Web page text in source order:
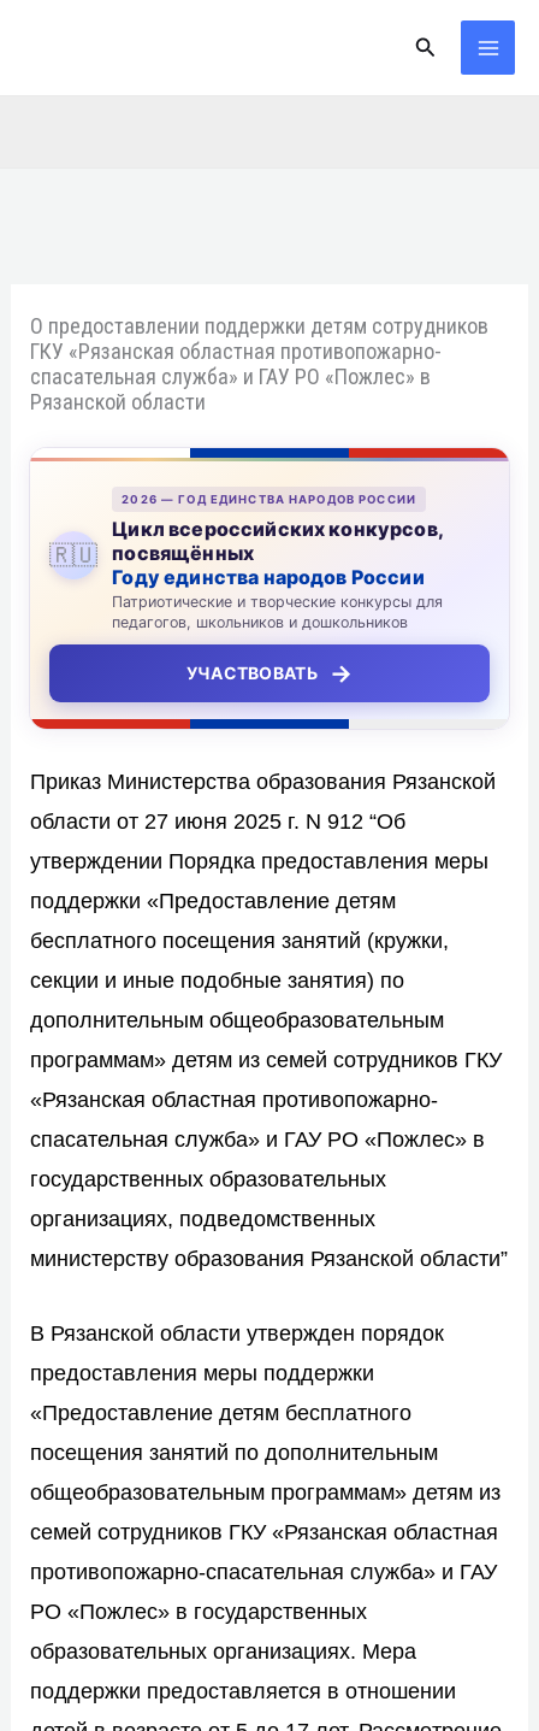
Поиск
О предоставлении поддержки детям сотрудников
ГКУ «Рязанская областная противопожарно-
спасательная служба» и ГАУ РО «Пожлес» в
Рязанской области
🇷🇺
2026 — ГОД ЕДИНСТВА НАРОДОВ РОССИИ
Цикл всероссийских конкурсов,
посвящённых
Году единства народов России
Патриотические и творческие конкурсы для
педагогов, школьников и дошкольников
УЧАСТВОВАТЬ →
Приказ Министерства образования Рязанской
области от 27 июня 2025 г. N 912 “Об
утверждении Порядка предоставления меры
поддержки «Предоставление детям
бесплатного посещения занятий (кружки,
секции и иные подобные занятия) по
дополнительным общеобразовательным
программам» детям из семей сотрудников ГКУ
«Рязанская областная противопожарно-
спасательная служба» и ГАУ РО «Пожлес» в
государственных образовательных
организациях, подведомственных
министерству образования Рязанской области”
В Рязанской области утвержден порядок
предоставления меры поддержки
«Предоставление детям бесплатного
посещения занятий по дополнительным
общеобразовательным программам» детям из
семей сотрудников ГКУ «Рязанская областная
противопожарно-спасательная служба» и ГАУ
РО «Пожлес» в государственных
образовательных организациях. Мера
поддержки предоставляется в отношении